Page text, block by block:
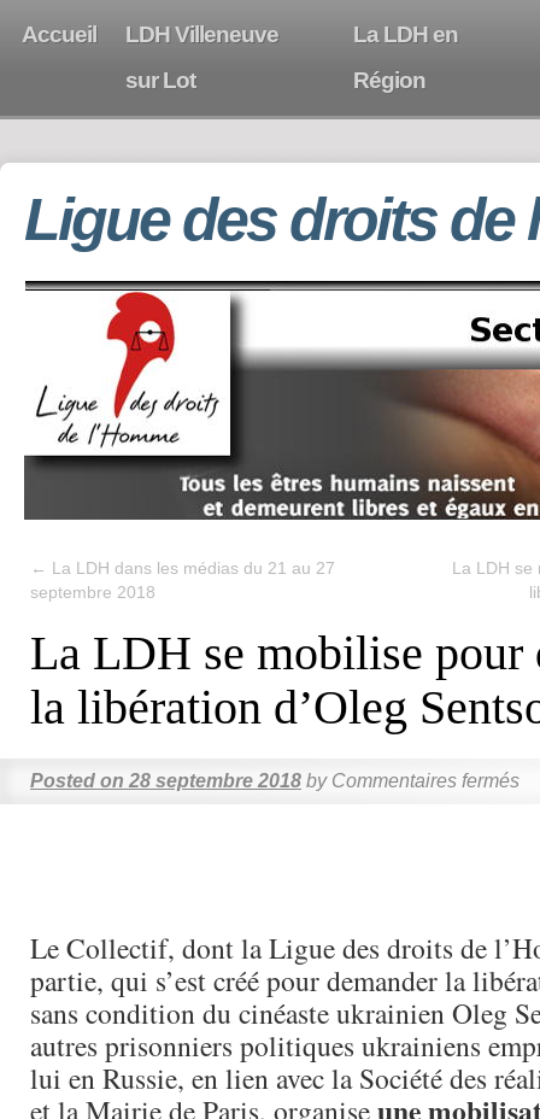
Accueil
LDH Villeneuve
sur Lot
La LDH en
Région
Ligue des droits de
← La LDH dans les médias du 21 au 27
septembre 2018
La LDH se
La LDH se mobilise pour
la libération d’Oleg
Posted on 28 septembre 2018 by Commentaires fermés
Le Collectif, dont la Ligue des droits de
partie, qui s’est créé pour demander la
sans condition du cinéaste ukrainien Oleg
autres prisonniers politiques ukrainiens
lui en Russie, en lien avec la Société des
et la Mairie de Paris, organiseune